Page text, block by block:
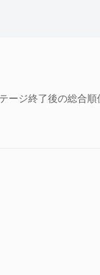
ージ終了後の総合